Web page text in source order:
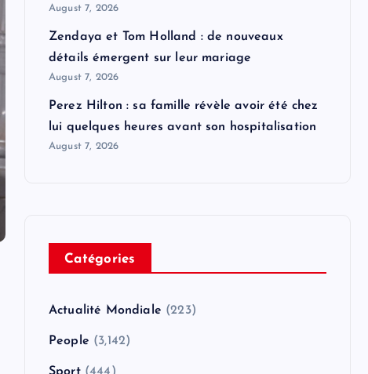
August 7, 2026
Zendaya et Tom Holland : de nouveaux
détails émergent sur leur mariage
August 7, 2026
Perez Hilton : sa famille révèle avoir été chez
lui quelques heures avant son hospitalisation
August 7, 2026
Catégories
Actualité Mondiale (223)
People (3,142)
Sport(444)